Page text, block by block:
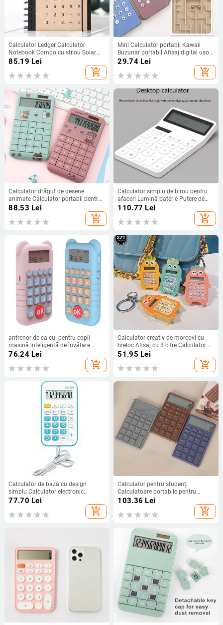
Calculator Ledger Calculator
Notebook Combo cu stilou Solar
Student Finance Calculator de
cadouri de afaceri cu ecran mare
aplicabil
85.19 Lei
add_shopping_cart
Mini Calculator portabil Kawaii
Buzunar portabil Afișaj digital ușor
Desen animat drăguț Calculator
29.74Lei
add_shopping_cart
Calculator drăguț de desene
animate Calculator portabil pentru
studenți la modă. Mic solar
financiar Casier Fată Computer pe
12 biți Sistem dublu de alimentare
88.53 Lei
add_shopping_cart
Calculator simplu de birou pentru
afaceri Lumină baterie Putere de
economisire a energiei Calculator
durabil Calculator cu ecran lat cu
12 cifre sensibil
110.77 Lei
add_shopping_cart
antrenor de calcul pentru copii
mașină inteligentă de învățare
școală primară matematică
ajutoare didactice educație timpurie
76.24Lei
add_shopping_cart
Calculator creativ de morcovi cu
breloc Afișaj cu 8 cifre Calculator de
desene animate Kawaii Mini
Calculator portabil Rechizite școlare
51.95 Lei
add_shopping_cart
Calculator de bază cu design
simplu Calculator electronic
portabil colorat pentru buzunare de
77.70 Lei
add_shopping_cart
Calculator pentru studenți
Calculatoare portabile pentru
studenți cu butoane de apăsare din
silicon Calculator de buzunar
alimentat cu baterii Financiare de
103.36 Lei
add_shopping_cart